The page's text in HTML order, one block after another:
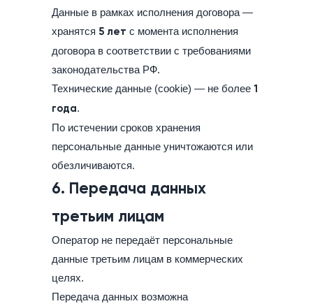
Данные в рамках исполнения договора —
хранятся 5 лет с момента исполнения
договора в соответствии с требованиями
законодательства РФ.
Технические данные (cookie) — не более 1
года.
По истечении сроков хранения
персональные данные уничтожаются или
обезличиваются.
6. Передача данных
третьим лицам
Оператор не передаёт персональные
данные третьим лицам в коммерческих
целях.
Передача данных возможна